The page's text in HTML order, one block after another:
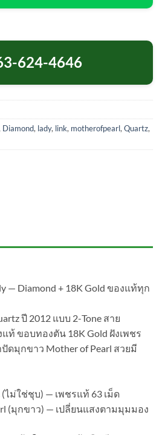
624-4646
Diamond, lady, link, motherofpearl, Quartz,
— Diamond + 18K Gold ของแท้ทุก
ปี 2012 แบบ 2-Tone สาย
แท้ ขอบทองตัน 18K Gold ฝังเพชร
ดมุกขาว Mother of Pearl สวยมี
ไม่ใช่ชุบ) — เพชรแท้ 63 เม็ด
(มุกขาว) — เปลี่ยนแสงตามมุมมอง